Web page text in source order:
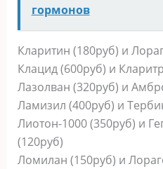
гормонов
Кларитин (180руб) и
Клацид (600руб) и
Лазолван (320руб) и
Ламизил (400руб) и
Лиотон-1000 (350руб) и
(120руб)
Ломилан (150руб) и